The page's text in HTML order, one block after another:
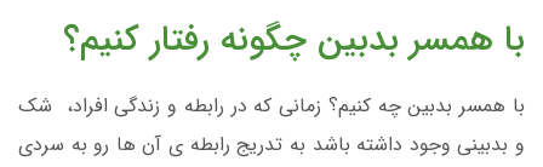
با همسر بدبین چگونه رفتار کنیم؟
با همسر بدبین چه کنیم؟ زمانی که در رابطه و زندگی افراد، شک
و بدبینی وجود داشته باشد به تدریج رابطه ی آن ها رو به سردی